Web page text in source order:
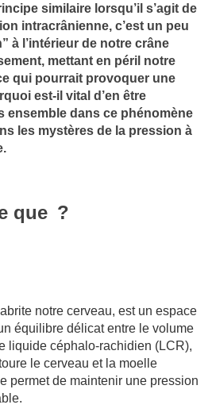
similaire lorsqu’il s’agit de
intracrânienne, c’est un peu
à l’intérieur de notre crâne
mettant en péril notre
qui pourrait provoquer une
est-il vital d’en être
ensemble dans ce phénomène
les mystères de la pression à
que ?
notre cerveau, est un espace
équilibre délicat entre le volume
liquide céphalo-rachidien (LCR),
le cerveau et la moelle
permet de maintenir une pression